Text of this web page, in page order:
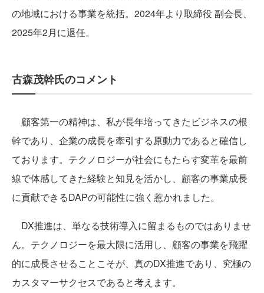
の地域における事業を統括。2024年より取締役 副会長、
2025年2月に退任。
古森茂幹氏のコメント
顧客第一の精神は、私が長年培ってきたビジネスの根
幹であり、企業の成長を牽引する原動力であると確信し
ております。テクノロジーが社会にもたらす変革を最前
線で体感してきた経験と知見を活かし、顧客の事業成長
に貢献できるDAPの可能性に強く惹かれました。
DX推進は、単なる技術導入に留まるものではありませ
ん。テクノロジーを最大限に活用し、顧客の事業を飛躍
的に成長させることこそが、真のDX推進であり、究極の
カスタマーサクセスであると考えます。